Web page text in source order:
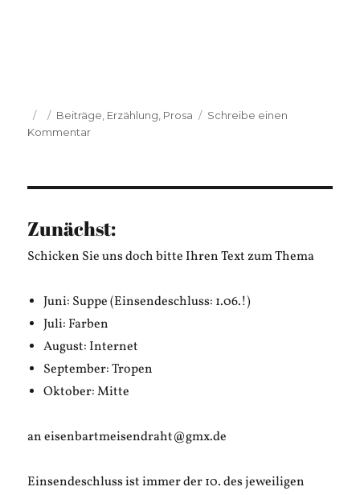
Veröffentlicht
am
Kategorien
Beiträge Erzählung Prosa
Schreibe einen
Kommentarzu
Zunächst:
Schicken Sie uns doch bitte Ihren Text zum Thema
Juni: Suppe (Einsendeschluss: 1.06.!)
Juli: Farben
August: Internet
September: Tropen
Oktober: Mitte
an eisenbartmeisendraht@gmx.de
Einsendeschluss ist immer der 10. des jeweiligen